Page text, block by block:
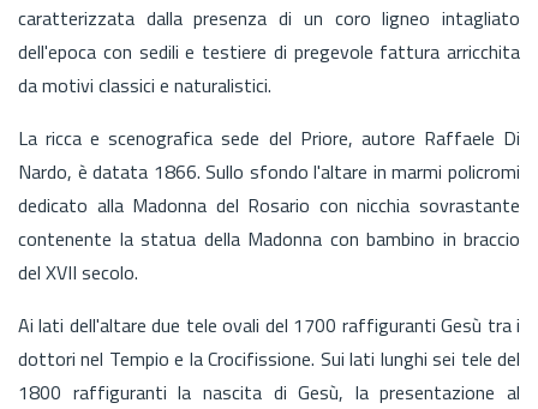
caratterizzata dalla presenza di un coro ligneo intagliato
dell'epoca con sedili e testiere di pregevole fattura arricchita
da motivi classici e naturalistici.
La ricca e scenografica sede del Priore, autore Raffaele Di
Nardo, è datata 1866. Sullo sfondo l'altare in marmi policromi
dedicato alla Madonna del Rosario con nicchia sovrastante
contenente la statua della Madonna con bambino in braccio
del XVII secolo.
Ai lati dell'altare due tele ovali del 1700 raffiguranti Gesù tra i
dottori nel Tempio e la Crocifissione. Sui lati lunghi sei tele del
1800 raffiguranti la nascita di Gesù, la presentazione al